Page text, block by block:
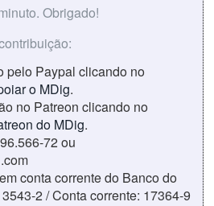
Obrigado!
pelo Paypal clicando no
o MDig.
no Patreon clicando no
do MDig.
72 ou
conta corrente do Banco do
2 / Conta corrente: 17364-9